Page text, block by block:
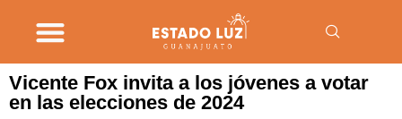
Vicente Fox invita a los jóvenes a votar
en las elecciones de 2024